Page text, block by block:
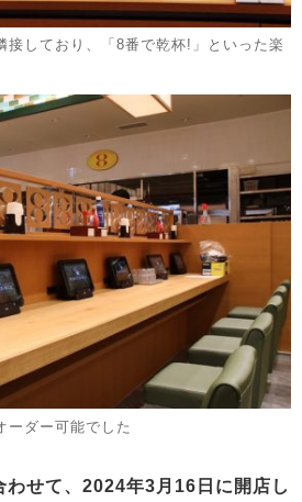
接しており、「8番で乾杯!」といった楽
ーダー可能でした
わせて、2024年3月16日に開店し